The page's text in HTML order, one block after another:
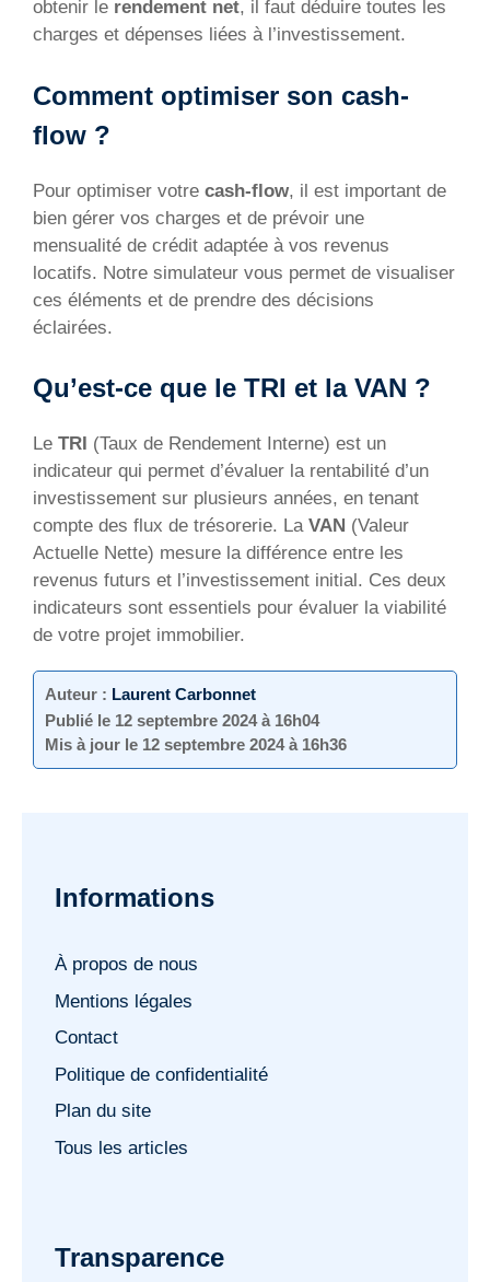
obtenir le rendement net, il faut déduire toutes les
charges et dépenses liées à l’investissement.
Comment optimiser son cash-
flow ?
Pour optimiser votre cash-flow, il est important de
bien gérer vos charges et de prévoir une
mensualité de crédit adaptée à vos revenus
locatifs. Notre simulateur vous permet de visualiser
ces éléments et de prendre des décisions
éclairées.
Qu’est-ce que le TRI et la VAN ?
Le TRI (Taux de Rendement Interne) est un
indicateur qui permet d’évaluer la rentabilité d’un
investissement sur plusieurs années, en tenant
compte des flux de trésorerie. La VAN (Valeur
Actuelle Nette) mesure la différence entre les
revenus futurs et l’investissement initial. Ces deux
indicateurs sont essentiels pour évaluer la viabilité
de votre projet immobilier.
Auteur : Laurent Carbonnet
Publié le 12 septembre 2024 à 16h04
Mis à jour le 12 septembre 2024 à 16h36
Informations
À propos de nous
Mentions légales
Contact
Politique de confidentialité
Plan du site
Tous les articles
Transparence